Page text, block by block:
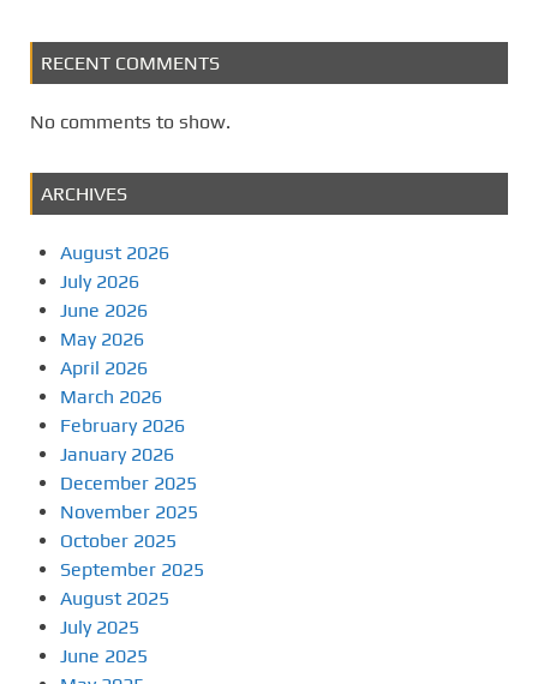
RECENT COMMENTS
No comments to show.
ARCHIVES
August 2026
July 2026
June 2026
May 2026
April 2026
March 2026
February 2026
January 2026
December 2025
November 2025
October 2025
September 2025
August 2025
July 2025
June 2025